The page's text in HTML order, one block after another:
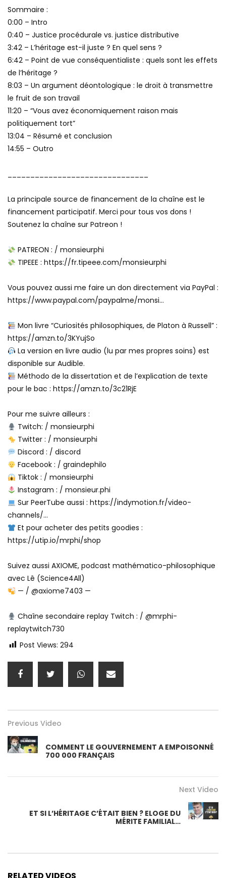
Sommaire :
0:00 – Intro
0:40 – Justice procédurale vs. justice distributive
3:42 – L’héritage est-il juste ? En quel sens ?
6:42 – Point de vue conséquentialiste : quels sont les effets
de l’héritage ?
8:03 – Un argument déontologique : le droit à transmettre
le fruit de son travail
11:20 – “Vous avez économiquement raison mais
politiquement tort”
13:04 – Résumé et conclusion
14:55 – Outro
La principale source de financement de la chaîne est le
financement participatif. Merci pour tous vos dons !
Soutenez la chaîne sur Patreon !
PATREON : / monsieurphi
TIPEEE : https://fr.tipeee.com/monsieurphi
Vous pouvez aussi me faire un don directement via PayPal :
https://www.paypal.com/paypalme/monsi…
Mon livre “Curiosités philosophiques, de Platon à Russell” :
https://amzn.to/3KYujSo
La version en livre audio (lu par mes propres soins) est
disponible sur Audible.
Méthodo de la dissertation et de l’explication de texte
pour le bac : https://amzn.to/3c21RjE
Pour me suivre ailleurs :
Twitch: / monsieurphi
Twitter : / monsieurphi
Discord : / discord
Facebook : / graindephilo
Tiktok : / monsieurphi
Instagram : / monsieur.phi
Sur PeerTube aussi : https://indymotion.fr/video-
channels/…
Et pour acheter des petits goodies :
https://utip.io/mrphi/shop
Suivez aussi AXIOME, podcast mathématico-philosophique
avec Lê (Science4All)
— / @axiome7403 —
Chaîne secondaire replay Twitch : / @mrphi-
replaytwitch730
Post Views: 294
Previous Video
COMMENT LE GOUVERNEMENT A EMPOISONNÉ
700 000 FRANÇAIS
Next Video
ET SI L’HÉRITAGE C’ÉTAIT BIEN ? ELOGE DU
MÉRITE FAMILIAL…